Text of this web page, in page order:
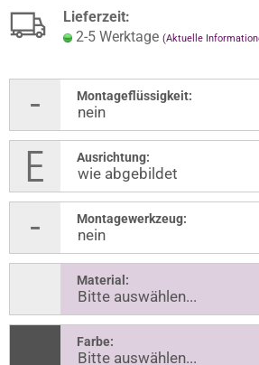
Lieferzeit:
2-5 Werktage (Aktuelle
Montageflüssigkeit:
Ausrichtung:
Montagewerkzeug:
Material:
Farbe: